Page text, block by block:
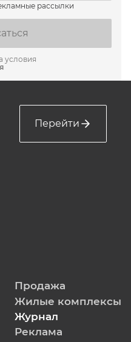
рассылки
условия
Перейти
Продажа
Жилые комплексы
Журнал
Реклама